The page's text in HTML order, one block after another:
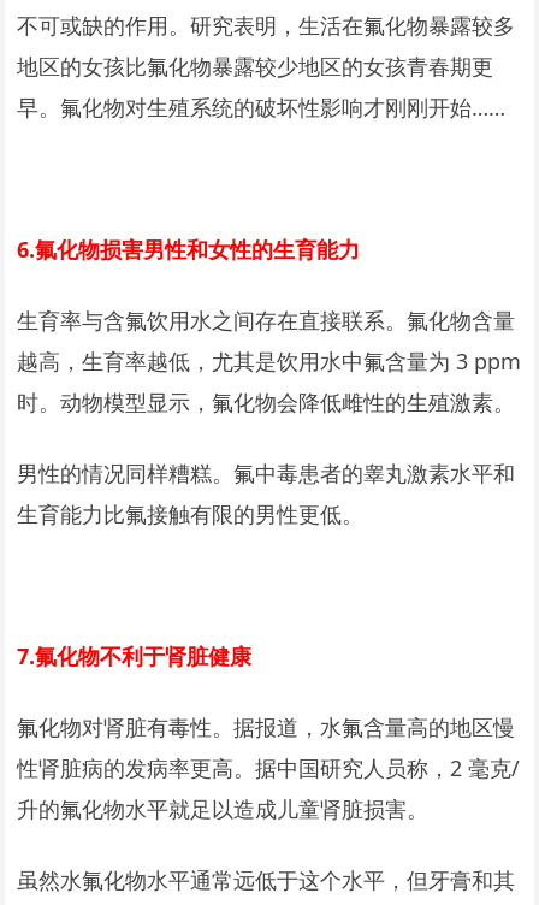
不可或缺的作用。研究表明，生活在氟化物暴露较多
地区的女孩比氟化物暴露较少地区的女孩青春期更
早。氟化物对生殖系统的破坏性影响才刚刚开始……
6.氟化物损害男性和女性的生育能力
生育率与含氟饮用水之间存在直接联系。氟化物含量
越高，生育率越低，尤其是饮用水中氟含量为 3 ppm
时。动物模型显示，氟化物会降低雌性的生殖激素。
男性的情况同样糟糕。氟中毒患者的睾丸激素水平和
生育能力比氟接触有限的男性更低。
7.氟化物不利于肾脏健康
氟化物对肾脏有毒性。据报道，水氟含量高的地区慢
性肾脏病的发病率更高。据中国研究人员称，2 毫克/
升的氟化物水平就足以造成儿童肾脏损害。
虽然水氟化物水平通常远低于这个水平，但牙膏和其